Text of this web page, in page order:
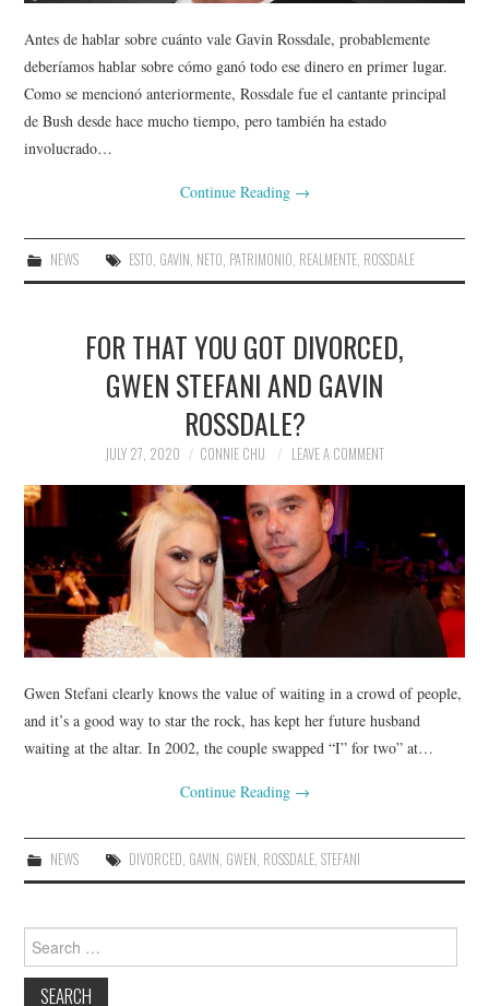
Antes de hablar sobre cuánto vale Gavin Rossdale, probablemente
deberíamos hablar sobre cómo ganó todo ese dinero en primer lugar.
Como se mencionó anteriormente, Rossdale fue el cantante principal
de Bush desde hace mucho tiempo, pero también ha estado
involucrado…
Continue Reading →
NEWS ESTO, GAVIN, NETO, PATRIMONIO, REALMENTE, ROSSDALE
FOR THAT YOU GOT DIVORCED,
GWEN STEFANI AND GAVIN
ROSSDALE?
JULY 27, 2020 CONNIE CHU LEAVE A COMMENT
Gwen Stefani clearly knows the value of waiting in a crowd of people,
and it’s a good way to star the rock, has kept her future husband
waiting at the altar. In 2002, the couple swapped “I” for two” at…
Continue Reading →
NEWS DIVORCED, GAVIN, GWEN, ROSSDALE, STEFANI
Search
for: